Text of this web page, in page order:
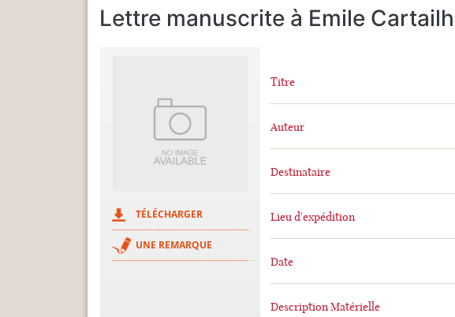
Lettre manuscrite à Emile
TÉLÉCHARGER
UNE REMARQUE
Titre
Auteur
Destinataire
Lieu d'expédition
Date
Description Matérielle